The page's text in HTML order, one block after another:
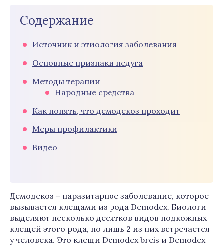
Содержание
Источник и этиология заболевания
Основные признаки недуга
Методы терапии
Народные средства
Как понять, что демодекоз проходит
Меры профилактики
Видео
Демодекоз – паразитарное заболевание, которое
вызывается клещами из рода Demodex. Биологи
выделяют несколько десятков видов подкожных
клещей этого рода, но лишь 2 из них встречается
у человека. Это клещи Demodex breis и Demodex